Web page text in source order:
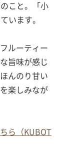
こと。「小
います。
ルーティー
旨味が感じ
んのり甘い
楽しみなが
ら（KUBOT